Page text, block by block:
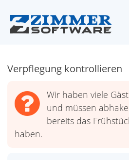
Verpflegung kontrollieren
Wir haben viele
und müssen
bereits das
haben.